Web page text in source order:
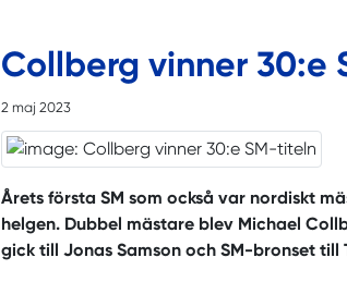
Collberg vinner 30:e
2 maj 2023
Årets första SM som också var nordiskt
helgen. Dubbel mästare blev Michael
gick till Jonas Samson och SM-bronset till